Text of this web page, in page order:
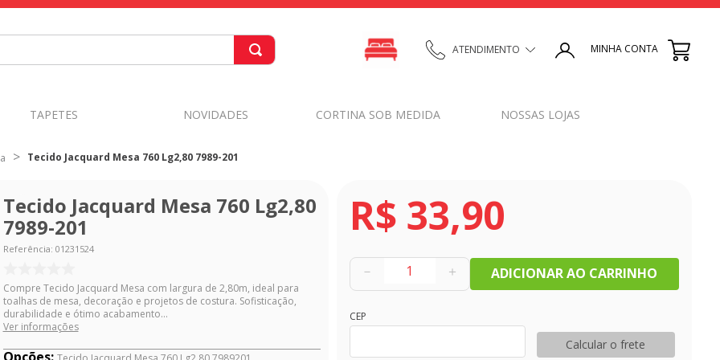
ATENDIMENTO MINHA CONTA
TAPETES NOVIDADES CORTINA SOB MEDIDA NOSSAS LOJAS
Tecido Jacquard Mesa 760 Lg2,80 7989-201
Tecido Jacquard Mesa 760 Lg2,80
7989-201
Referência: 01231524
Compre Tecido Jacquard Mesa com largura de 2,80m, ideal para
toalhas de mesa, decoração e projetos de costura. Sofisticação,
durabilidade e ótimo acabamento...
Ver informações
R$ 33,90
＋
－ ADICIONAR AO CARRINHO
CEP
Calcular o frete